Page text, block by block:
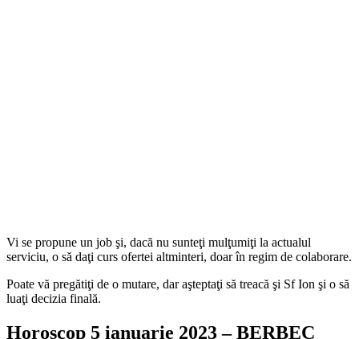
Vi se propune un job şi, dacă nu sunteţi mulţumiţi la actualul
serviciu, o să daţi curs ofertei altminteri, doar în regim de colaborare.
Poate vă pregătiţi de o mutare, dar aşteptaţi să treacă şi Sf Ion şi o să
luaţi decizia finală.
Horoscop 5 ianuarie 2023 – BERBEC